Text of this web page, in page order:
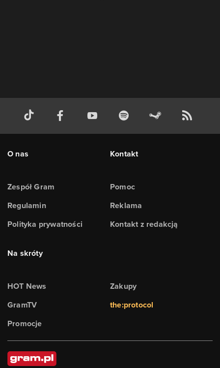
O nas
Zespół Gram
Regulamin
Polityka prywatności
Kontakt
Pomoc
Reklama
Kontakt z redakcją
Na skróty
HOT News
GramTV
Promocje
Zakupy
the:protocol